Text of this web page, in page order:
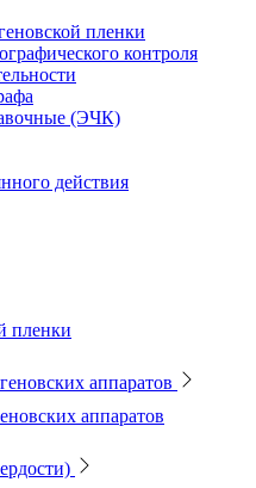
пленки
пленки
пленки
контроля
(ЭЧК)
действия